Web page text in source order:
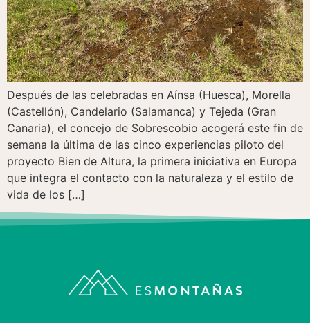
Después de las celebradas en Aínsa (Huesca), Morella
(Castellón), Candelario (Salamanca) y Tejeda (Gran
Canaria), el concejo de Sobrescobio acogerá este fin de
semana la última de las cinco experiencias piloto del
proyecto Bien de Altura, la primera iniciativa en Europa
que integra el contacto con la naturaleza y el estilo de
vida de los […]